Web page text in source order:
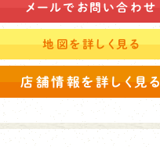
メールで お問い合わせ
地図を詳しく見る
店舗情報を詳しく見る